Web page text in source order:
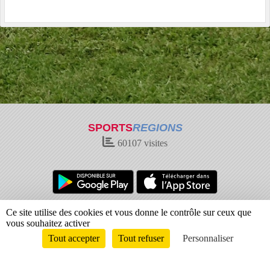
SPORTSREGIONS
60107 visites
Charte cookies
Gestion des cookies
Informations légales
Envie de participer ?
Connexion
Ce site utilise des cookies et vous donne le contrôle sur ceux que
vous souhaitez activer
Tout accepter
Tout refuser Personnaliser